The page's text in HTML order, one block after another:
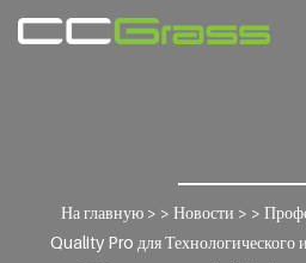
На главную > > Новости > >
Quality Pro для Технологического